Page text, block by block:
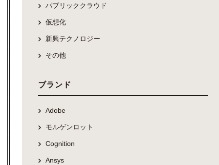
パブリッククラウド
仮想化
新興テクノロジー
その他
ブランド
Adobe
モルゲンロット
Cognition
Ansys